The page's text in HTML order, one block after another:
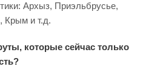
Архыз, Приэльбрусье,
и т.д.
которые сейчас только